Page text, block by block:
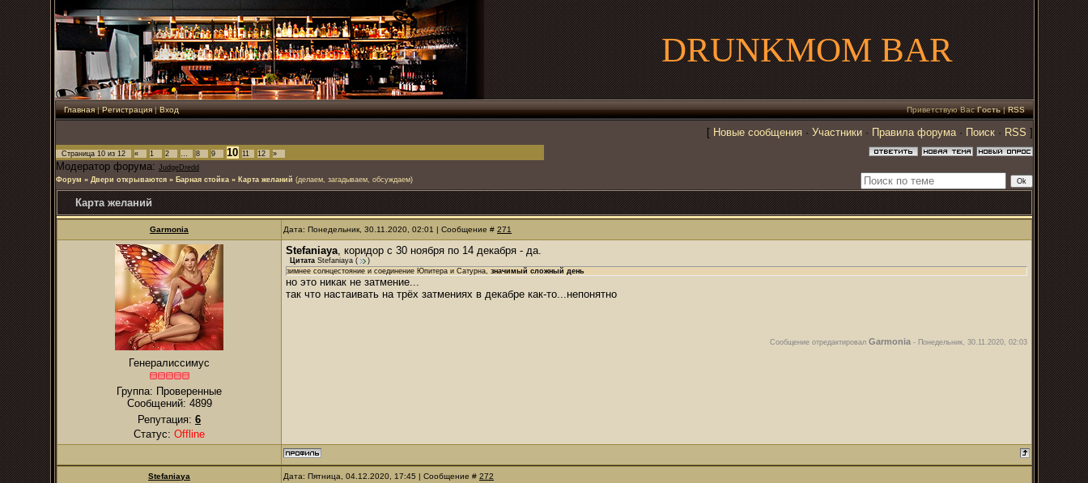
DRUNKMOM BAR
Главная|Регистрация|Вход Приветствую Вас Гость|RSS
[ Новые сообщения · Участники · Правила форума· Поиск · RSS ]
Страница 10 из 12 « 1 2 … 8 9 10 11 12 »
Модератор форума: JudgeDredd
Форум » Двери открываются » Барная стойка » Карта желаний (делаем, загадываем, обсуждаем)
Карта желаний
Garmonia Дата: Понедельник, 30.11.2020, 02:01 | Сообщение # 271
Генералиссимус
Группа: Проверенные
Сообщений: 4899
Репутация: 6
Статус: Offline
Stefaniaya, коридор с 30 ноября по 14 декабря - да.
Цитата Stefaniaya (
)
зимнее солнцестояние и соединение Юпитера и Сатурна, значимый сложный день
но это никак не затмение...
так что настаивать на трёх затмениях в декабре как-то...непонятно
Сообщение отредактировал Garmonia - Понедельник, 30.11.2020, 02:03
Stefaniaya Дата: Пятница, 04.12.2020, 17:45 | Сообщение # 272